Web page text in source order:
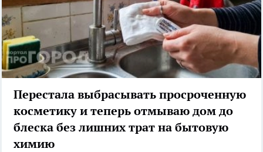
Перестала выбрасывать просроченную
косметику и теперь отмываю дом до
блеска без лишних трат на бытовую
химию